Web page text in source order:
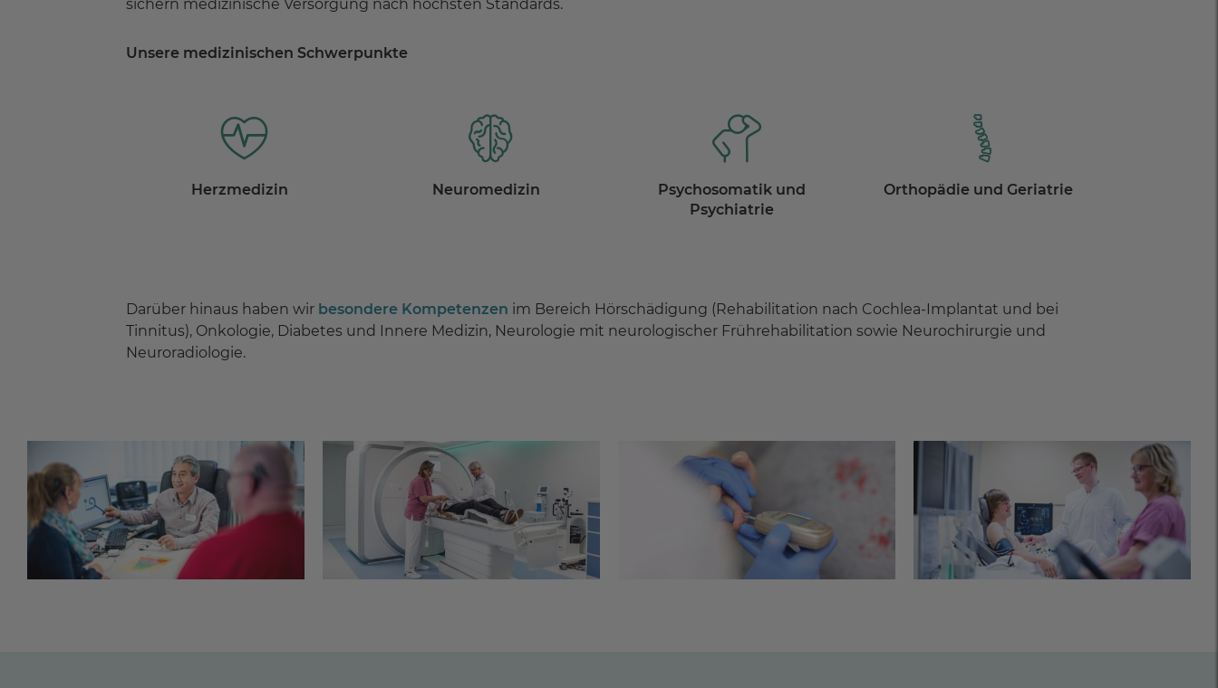
sichern medizinische Versorgung nach höchsten Standards.
Unsere medizinischen Schwerpunkte
Herzmedizin Neuromedizin
Psychosomatik und
Psychiatrie
Orthopädie und Geriatrie
Darüber hinaus haben wir besondere Kompetenzen im Bereich Hörschädigung (Rehabilitation nach Cochlea-Implantat und bei
Tinnitus), Onkologie, Diabetes und Innere Medizin, Neurologie mit neurologischer Frührehabilitation sowie Neurochirurgie und
Neuroradiologie.